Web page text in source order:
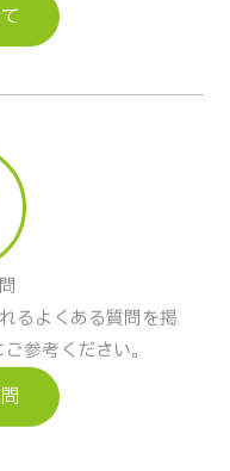
るよくある質問を掲
参考ください。